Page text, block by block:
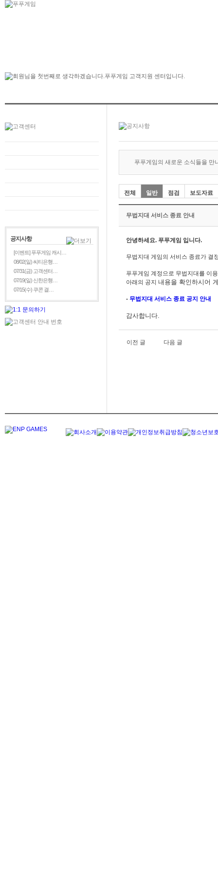
공지사항
[이벤트] 푸푸게임 캐시…
08/02(일) 씨티은행…
07/31(금) 고객센터…
07/19(일) 신한은행…
07/15(수) 쿠콘 결…
푸푸게임의 새로운 소식들을 만
전체 일반 점검 보도자료
무법지대 서비스 종료 안내
안녕하세요. 푸푸게임 입니다.
무법지대 게임의 서비스 종료가 결
푸푸게임 계정으로 무법지대를 이
아래의 공지 내용을 확인하시어
- 무법지대 서비스 종료 공지 안내
감사합니다.
이전 글 다음 글